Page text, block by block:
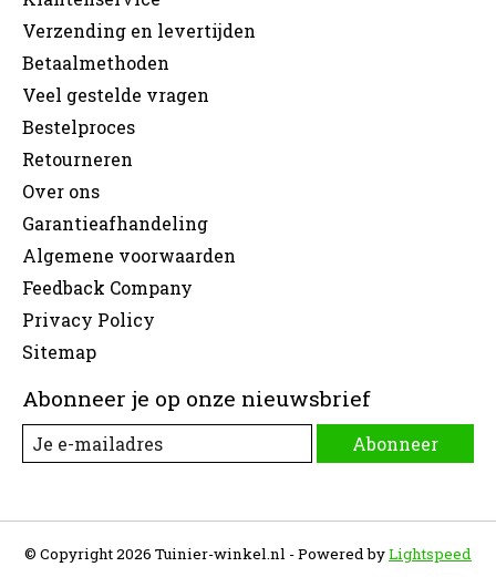
Verzending en levertijden
Betaalmethoden
Veel gestelde vragen
Bestelproces
Retourneren
Over ons
Garantieafhandeling
Algemene voorwaarden
Feedback Company
Privacy Policy
Sitemap
Abonneer je op onze nieuwsbrief
Abonneer
© Copyright 2026 Tuinier-winkel.nl - Powered byLightspeed